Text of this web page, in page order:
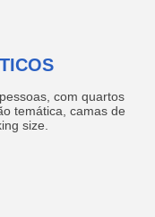
com quartos
temática, camas de
size.